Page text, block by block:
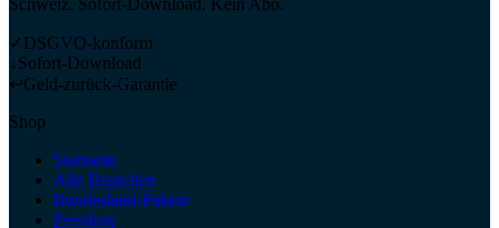
✓ DSGVO-konform
↓Sofort-Download
↩Geld-zurück-Garantie
Shop
Startseite
Alle Branchen
Bundesland-Pakete
Preisliste